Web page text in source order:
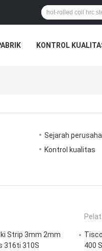
KONTROL
Sejarah
Kontrol kualitas
Strip 3mm 2mm
316ti 310S
400